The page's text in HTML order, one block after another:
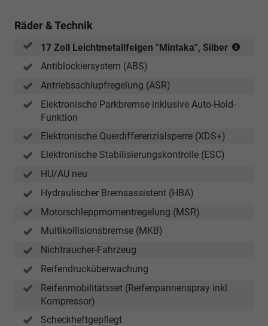
Räder & Technik
17 Zoll Leichtmetallfelgen ''Mintaka'', Silber
Antiblockiersystem (ABS)
Antriebsschlupfregelung (ASR)
Elektronische Parkbremse inklusive Auto-Hold-
Funktion
Elektronische Querdifferenzialsperre (XDS+)
Elektronische Stabilisierungskontrolle (ESC)
HU/AU neu
Hydraulischer Bremsassistent (HBA)
Motorschleppmomentregelung (MSR)
Multikollisionsbremse (MKB)
Nichtraucher-Fahrzeug
Reifendrucküberwachung
Reifenmobilitätsset (Reifenpannenspray inkl.
Kompressor)
Scheckheftgepflegt